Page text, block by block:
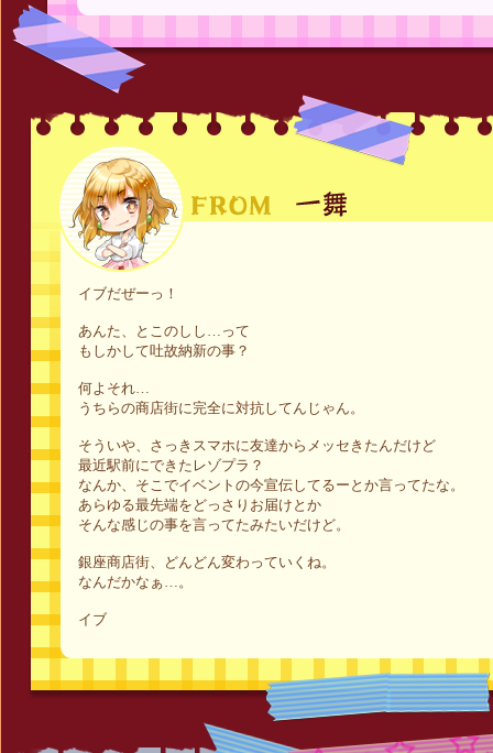
イブだぜーっ！
あんた、とこのしし…って
もしかして吐故納新の事？
何よそれ…
うちらの商店街に完全に対抗してんじゃん。
そういや、さっきスマホに友達からメッセきたんだけど
最近駅前にできたレゾプラ？
なんか、そこでイベントの今宣伝してるーとか言ってたな。
あらゆる最先端をどっさりお届けとか
そんな感じの事を言ってたみたいだけど。
銀座商店街、どんどん変わっていくね。
なんだかなぁ…。
イブ